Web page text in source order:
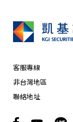
客服專線
非台灣地區
聯絡地址